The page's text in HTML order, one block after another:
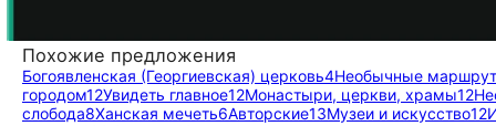
Похожие предложения
Богоявленская (Георгиевская) церковь4Необычные
городом12Увидеть главное12Монастыри, церкви, храмы12
слобода8Ханская мечеть6Авторские13Музеи и искусство12